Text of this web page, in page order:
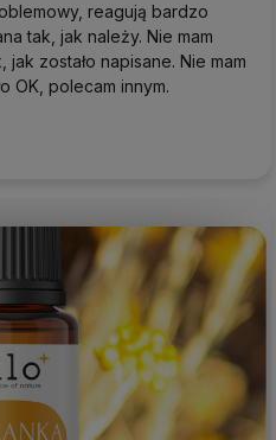
reagują bardzo
tak, jak należy. Nie mam
zostało napisane. Nie mam
OK, polecam innym.